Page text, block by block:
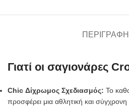
ΠΕΡΙΓΡΑΦΉ
Γιατί οι σαγιονάρες
Chic Δίχρωμος Σχεδιασμός: Το
προσφέρει μια αθλητική και σύγχρονη